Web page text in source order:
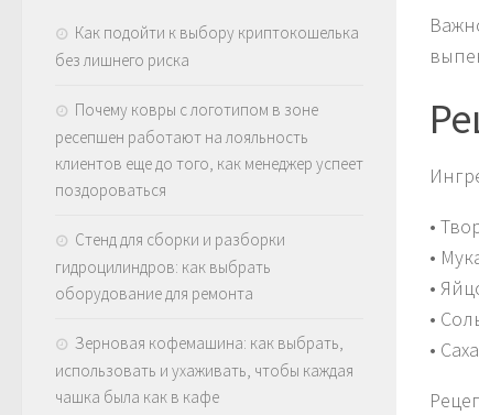
•
•
•
•
•
Как подойти к выбору криптокошелька
без лишнего риска
Почему ковры с логотипом в зоне
ресепшен работают на лояльность
клиентов еще до того, как менеджер успеет
поздороваться
Стенд для сборки и разборки
гидроцилиндров: как выбрать
оборудование для ремонта
Зерновая кофемашина: как выбрать,
использовать и ухаживать, чтобы каждая
чашка была как в кафе